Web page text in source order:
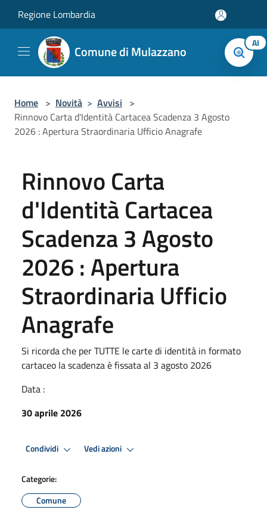
Regione Lombardia
Comune di Mulazzano AI
Home > Novità > Avvisi >
Rinnovo Carta d'Identità Cartacea Scadenza 3 Agosto
2026 : Apertura Straordinaria Ufficio Anagrafe
Rinnovo Carta
d'Identità Cartacea
Scadenza 3 Agosto
2026 : Apertura
Straordinaria Ufficio
Anagrafe
Si ricorda che per TUTTE le carte di identità in formato
cartaceo la scadenza è fissata al 3 agosto 2026
Data :
30 aprile 2026
Condividi Vedi azioni
Categorie:
Comune